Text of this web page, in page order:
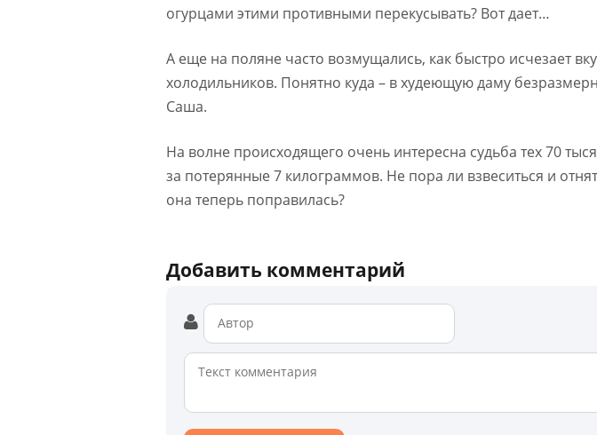
огурцами этими противными перекусывать? Вот дает…
А еще на поляне часто возмущались, как быстро исчезает
холодильников. Понятно куда – в худеющую даму
Саша.
На волне происходящего очень интересна судьба тех 70
за потерянные 7 килограммов. Не пора ли взвеситься и
она теперь поправилась?
Добавить комментарий